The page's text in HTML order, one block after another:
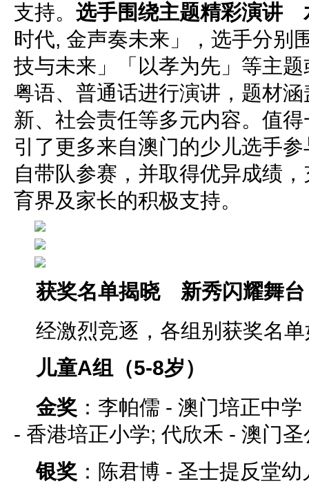
支持。 选手围绕主题精彩演讲
时代, 金声奏未来」，选手分别
技与未来」「以孝为先」等主
粤语、普通话进行演讲，题材
新、社会责任等多元内容。值
引了更多来自澳门的少儿选手
自带队参赛，并取得优异成绩
育界及家长的积极支持。
获奖名单揭晓 新秀闪耀舞台
经激烈竞逐，各组别获奖名
儿童A组（5-8岁）
金奖 ：李帕儒 - 澳门培正中
- 香港培正小学; 代欣禾 - 澳门
银奖 ：陈君博 - 圣士提反堂